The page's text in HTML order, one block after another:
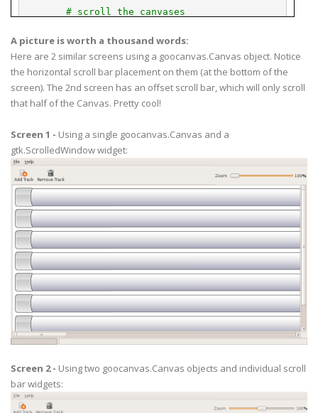
# scroll the canvases
self.MyCanvas_Left.scroll_to
def
on_hscrollbar1_value_changed( self, widget):
isinstance(widget, gtk. HScrollbar)
horizontal_value
vertical_scrollbar = self .frmMain
vertical_value
self.MyCanvas.scroll_to(horizontal_value,
A picture is worth a thousand words:
Here are 2 similar screens using a goocanvas.Canvas object. Notice
the horizontal scroll bar placement on them (at the bottom of the
screen). The 2nd screen has an offset scroll bar, which will only scroll
that half of the Canvas. Pretty cool!
Screen 1 - Using a single goocanvas.Canvas and a
gtk.ScrolledWindowwidget:
Screen 2 - Using two goocanvas.Canvas objects and individual scroll
barwidgets: